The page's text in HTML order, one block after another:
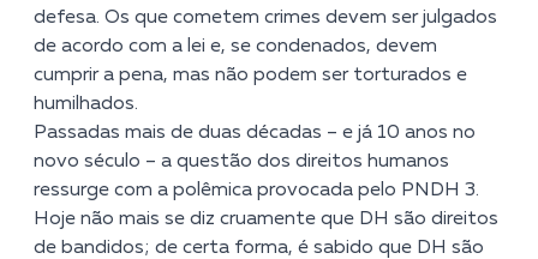
defesa. Os que cometem crimes devem ser julgados
de acordo com a lei e, se condenados, devem
cumprir a pena, mas não podem ser torturados e
humilhados.
Passadas mais de duas décadas – e já 10 anos no
novo século – a questão dos direitos humanos
ressurge com a polêmica provocada pelo PNDH 3.
Hoje não mais se diz cruamente que DH são direitos
de bandidos; de certa forma, é sabido que DH são